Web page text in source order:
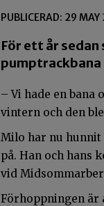
PUBLICERAD: 29
För ett år
pumptrackbana
– Vi hade en bana
vintern och den
Milo har nu hunnit
på. Han och hans
vid
Förhoppningen är